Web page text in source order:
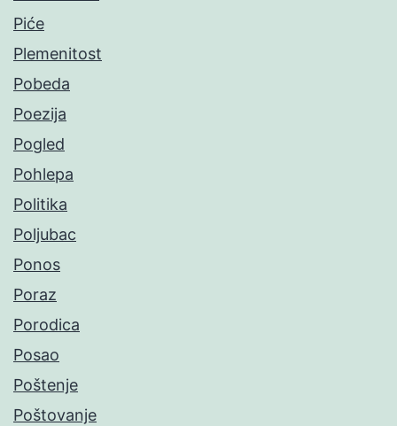
Piće
Plemenitost
Pobeda
Poezija
Pogled
Pohlepa
Politika
Poljubac
Ponos
Poraz
Porodica
Posao
Poštenje
Poštovanje